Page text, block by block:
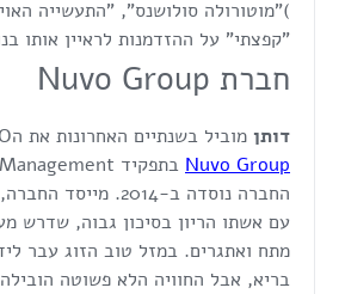
)"מוטורולה סולושנס", "התעשייה
"קפצתי" על ההזדמנות לראיין אותו
חברת Nuvo Group
דותן מוביל בשנתיים האחרונות את הPMO בחברת
Nuvo Group
החברה נוסדה ב-2014.
עם אשתו הריון בסיכון גבוה, שדרש
מתח ואתגרים. במזל טוב הזוג עבר
בריא, אבל החוויה הלא פשוטה